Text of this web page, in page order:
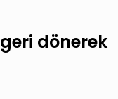
dönerek